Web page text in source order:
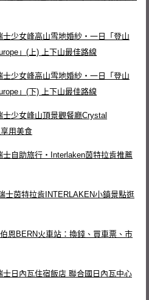
士少女峰高山雪地婚紗‧一日「登山
」(上) 上下山最佳路線
士少女峰高山雪地婚紗‧一日「登山
」(下) 上下山最佳路線
士少女峰山頂景觀餐廳Crystal
用美食
士自助旅行‧Interlaken茵特拉肯推薦
士茵特拉肯INTERLAKEN小鎮景點逛
恩BERN火車站：換錢、買車票、市
士日內瓦住宿飯店 聯合國日內瓦中心